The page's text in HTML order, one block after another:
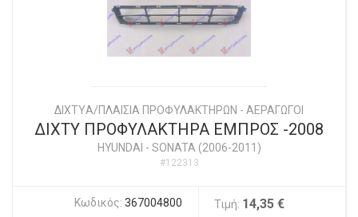
ΔΙΧΤYΑ/ΠΛΑΙΣΙΑ ΠΡΟΦΥΛΑΚΤΗΡΩΝ - ΑΕΡΑΓΩΓΟΙ
ΔΙΧΤΥ ΠΡΟΦΥΛΑΚΤΗΡΑ ΕΜΠΡΟΣ -2008
HYUNDAI - SONATA (2006-2011)
#122313
Κωδικός: 367004800 Τιμή: 14,35 €